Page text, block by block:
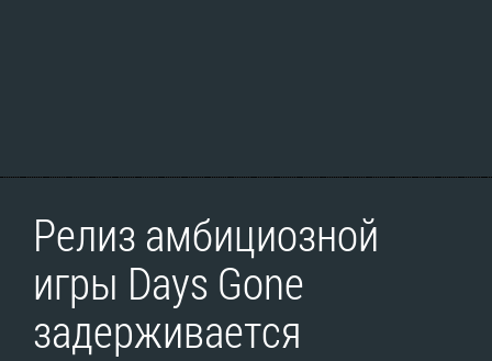
Релиз амбициозной
игры Days Gone
задерживается